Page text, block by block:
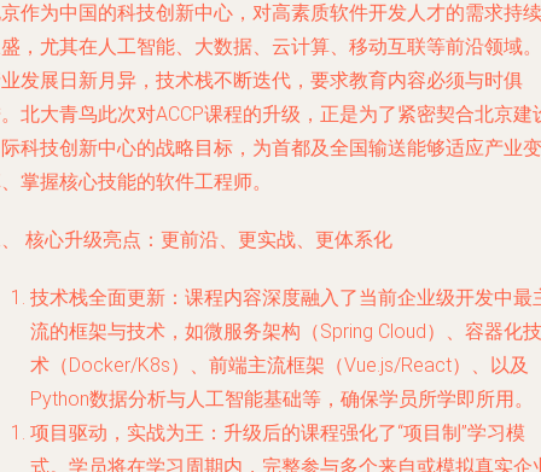
作为中国的科技创新中心，对高素质软件开发人才的需求持续
，尤其在人工智能、大数据、云计算、移动互联等前沿领域。
发展日新月异，技术栈不断迭代，要求教育内容必须与时俱
北大青鸟此次对ACCP课程的升级，正是为了紧密契合北京建
科技创新中心的战略目标，为首都及全国输送能够适应产业变
掌握核心技能的软件工程师。
核心升级亮点：更前沿、更实战、更体系化
技术栈全面更新 ：课程内容深度融入了当前企业级开发中最
流的框架与技术，如微服务架构（Spring Cloud）、容器化技
术（Docker/K8s）、前端主流框架（Vue.js/React）、以及
Python数据分析与人工智能基础等，确保学员所学即所用。
项目驱动，实战为王 ：升级后的课程强化了“项目制”学习模
式。学员将在学习周期内，完整参与多个来自或模拟真实企